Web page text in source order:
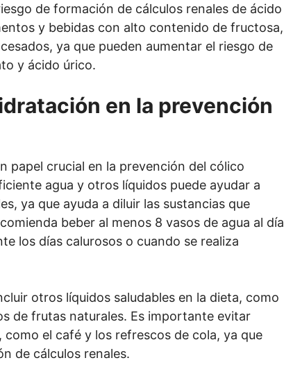
de formación de cálculos renales de ácido
y bebidas con alto contenido de fructosa,
ya que pueden aumentar el riesgo de
y ácido úrico.
en la prevención
papel crucial en la prevención del cólico
agua y otros líquidos puede ayudar a
ya que ayuda a diluir las sustancias que
beber al menos 8 vasos de agua al día
los días calurosos o cuando se realiza
otros líquidos saludables en la dieta, como
de frutas naturales. Es importante evitar
el café y los refrescos de cola, ya que
de cálculos renales.